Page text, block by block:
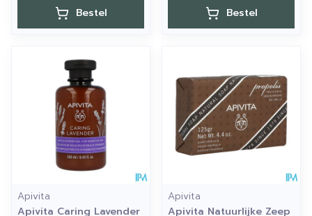
Bestel Bestel
Apivita
Apivita Caring Lavender
Apivita
Apivita Natuurlijke Zeep